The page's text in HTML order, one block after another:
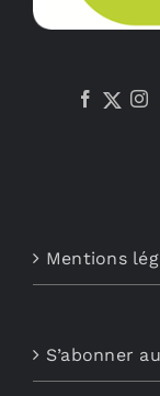
Mentions
S’abonner